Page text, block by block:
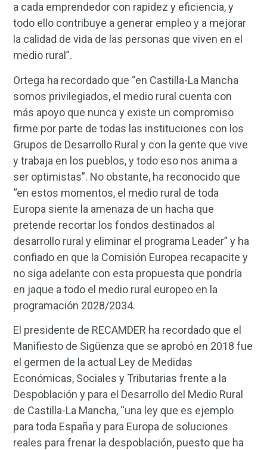
a cada emprendedor con rapidez y eficiencia, y
todo ello contribuye a generar empleo y a mejorar
la calidad de vida de las personas que viven en el
medio rural”.
Ortega ha recordado que “en Castilla-La Mancha
somos privilegiados, el medio rural cuenta con
más apoyo que nunca y existe un compromiso
firme por parte de todas las instituciones con los
Grupos de Desarrollo Rural y con la gente que vive
y trabaja en los pueblos, y todo eso nos anima a
ser optimistas”. No obstante, ha reconocido que
“en estos momentos, el medio rural de toda
Europa siente la amenaza de un hacha que
pretende recortar los fondos destinados al
desarrollo rural y eliminar el programa Leader” y ha
confiado en que la Comisión Europea recapacite y
no siga adelante con esta propuesta que pondría
en jaque a todo el medio rural europeo en la
programación 2028/2034.
El presidente de RECAMDER ha recordado que el
Manifiesto de Sigüenza que se aprobó en 2018 fue
el germen de la actual Ley de Medidas
Económicas, Sociales y Tributarias frente a la
Despoblación y para el Desarrollo del Medio Rural
de Castilla-La Mancha, “una ley que es ejemplo
para toda España y para Europa de soluciones
reales para frenar la despoblación, puesto que ha